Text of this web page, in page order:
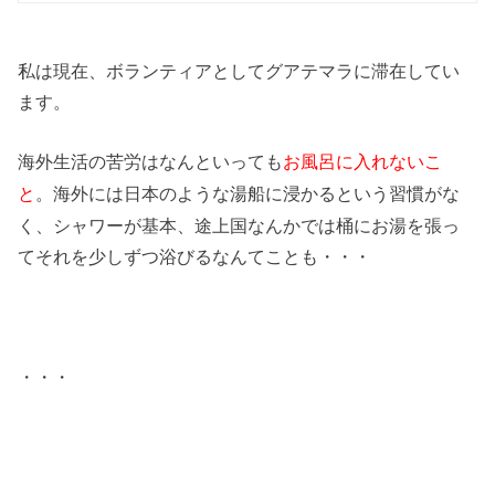
私は現在、ボランティアとしてグアテマラに滞在してい
ます。
海外生活の苦労はなんといってもお風呂に入れないこ
と 。海外には日本のような湯船に浸かるという習慣がな
く、シャワーが基本、途上国なんかでは桶にお湯を張っ
てそれを少しずつ浴びるなんてことも・・・
・・・